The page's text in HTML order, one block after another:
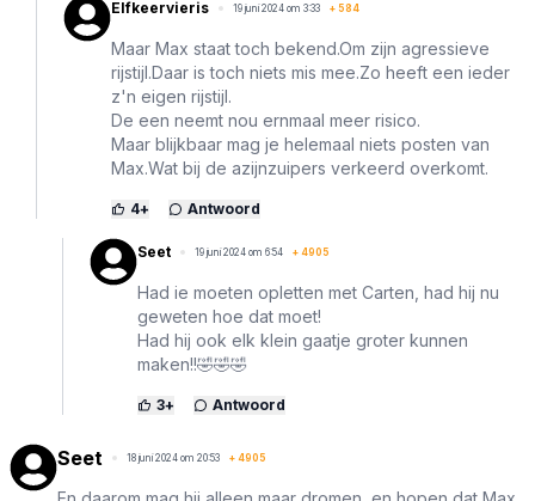
Elfkeervieris 19 juni 2024 om 3:33 + 584
Maar Max staat toch bekend.Om zijn agressieve
rijstijl.Daar is toch niets mis mee.Zo heeft een ieder
z'n eigen rijstijl.
De een neemt nou ernmaal meer risico.
Maar blijkbaar mag je helemaal niets posten van
Max.Wat bij de azijnzuipers verkeerd overkomt.
4+ Antwoord
Seet 19 juni 2024 om 6:54 + 4905
Had ie moeten opletten met Carten, had hij nu
geweten hoe dat moet!
Had hij ook elk klein gaatje groter kunnen
maken!!🤣🤣🤣
3+ Antwoord
Seet 18 juni 2024 om 20:53 + 4905